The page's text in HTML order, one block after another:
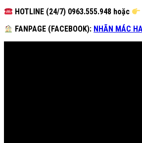
HOTLINE (24/7) 0963.555.948 hoặc
FANPAGE (FACEBOOK): NHÃN MÁC